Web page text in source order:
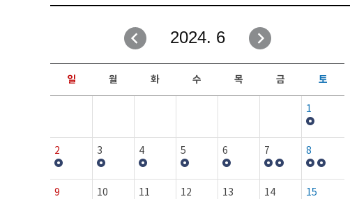
취업성공지원과
창업지원·교육센터
현장실습/IPP사업단
커뮤니티
자유게시판
일정안내
보도자료
행사갤러리
2024. 6
일 월 화 수 목 금 토
1
2 3 4 5 6 7 8
9 10 11 12 13 14 15